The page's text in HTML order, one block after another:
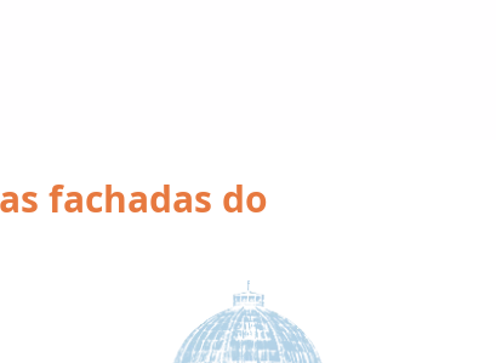
fachadas do